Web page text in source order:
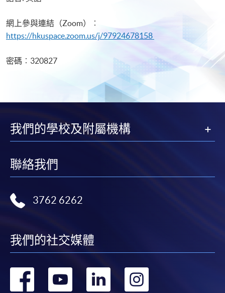
網上參與連結（Zoom）︰
https://hkuspace.zoom.us/j/97924678158
密碼︰320827
我們的學校及附屬機構
聯絡我們
3762 6262
我們的社交媒體
轉
轉
轉